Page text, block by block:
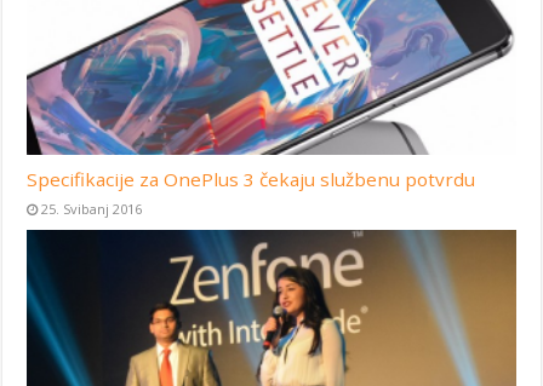
Specifikacije za OnePlus 3 čekaju službenu potvrdu
25. Svibanj 2016